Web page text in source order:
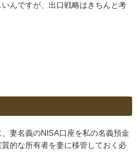
んですが、出口戦略はきちんと考
妻名義のNISA口座を私の名義預金
的な所有者を妻に移管しておく必